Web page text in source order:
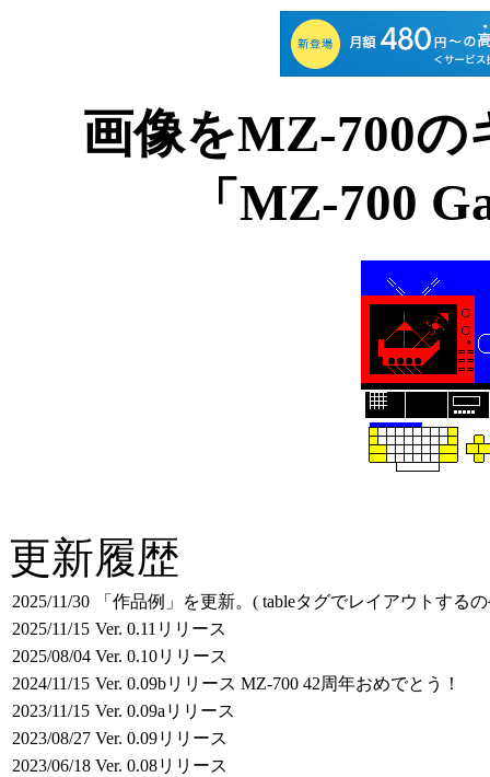
画像をMZ-700
「MZ-700
更新履歴
2025/11/30
「作品例」を更新。( tableタグでレイアウトする
2025/11/15 Ver. 0.11リリース
2025/08/04 Ver. 0.10リリース
2024/11/15 Ver. 0.09bリリース MZ-700 42周年おめでとう！
2023/11/15 Ver. 0.09aリリース
2023/08/27 Ver. 0.09リリース
2023/06/18 Ver. 0.08リリース